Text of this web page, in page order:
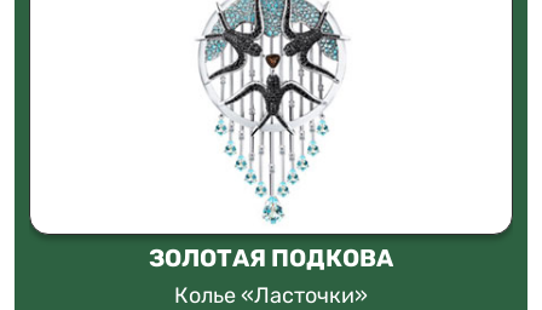
ЗОЛОТАЯ ПОДКОВА
Колье «Ласточки»